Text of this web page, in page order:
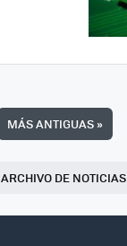
MÁS ANTIGUAS»
ARCHIVO DE NOTICIAS